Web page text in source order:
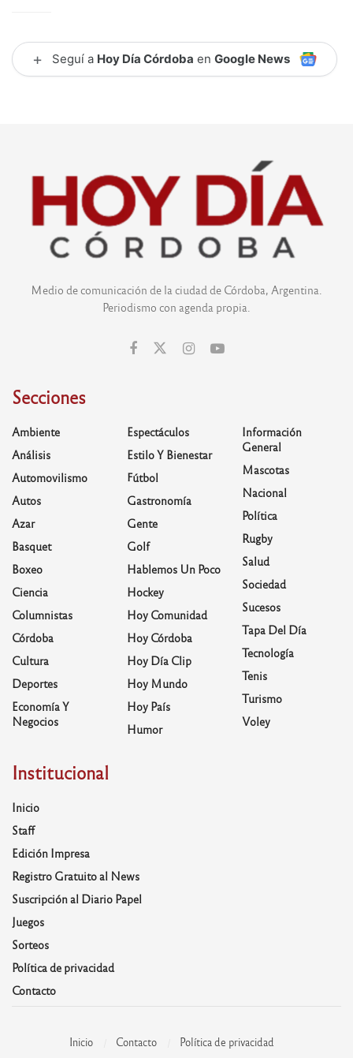
+ Seguí a Hoy Día Córdoba en Google News
Medio de comunicación de la ciudad de Córdoba, Argentina.
Periodismo con agenda propia.
Secciones
Ambiente
Análisis
Automovilismo
Autos
Azar
Basquet
Boxeo
Ciencia
Columnistas
Córdoba
Cultura
Deportes
Economía Y
Negocios
Espectáculos
Estilo Y Bienestar
Fútbol
Gastronomía
Gente
Golf
Hablemos Un Poco
Hockey
Hoy Comunidad
Hoy Córdoba
Hoy Día Clip
Hoy Mundo
Hoy País
Humor
Información
General
Mascotas
Nacional
Política
Rugby
Salud
Sociedad
Sucesos
Tapa Del Día
Tecnología
Tenis
Turismo
Voley
Institucional
Inicio
Staff
Edición Impresa
Registro Gratuito al News
Suscripción al Diario Papel
Juegos
Sorteos
Política de privacidad
Contacto
Inicio Contacto Política de privacidad